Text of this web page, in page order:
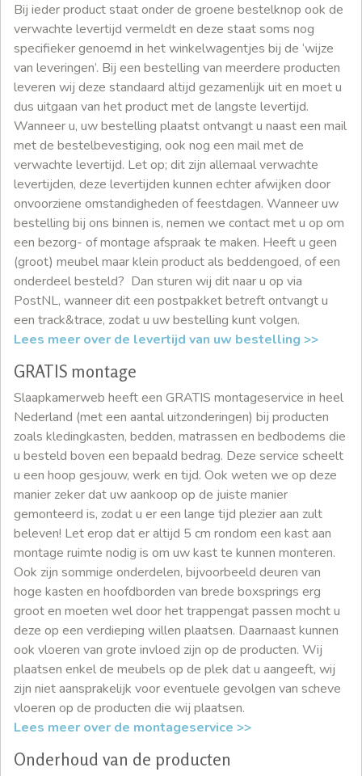
Bij ieder product staat onder de groene bestelknop ook de
verwachte levertijd vermeldt en deze staat soms nog
specifieker genoemd in het winkelwagentjes bij de ‘wijze
van leveringen’. Bij een bestelling van meerdere producten
leveren wij deze standaard altijd gezamenlijk uit en moet u
dus uitgaan van het product met de langste levertijd.
Wanneer u, uw bestelling plaatst ontvangt u naast een mail
met de bestelbevestiging, ook nog een mail met de
verwachte levertijd. Let op; dit zijn allemaal verwachte
levertijden, deze levertijden kunnen echter afwijken door
onvoorziene omstandigheden of feestdagen. Wanneer uw
bestelling bij ons binnen is, nemen we contact met u op om
een bezorg- of montage afspraak te maken. Heeft u geen
(groot) meubel maar klein product als beddengoed, of een
onderdeel besteld? Dan sturen wij dit naar u op via
PostNL, wanneer dit een postpakket betreft ontvangt u
een track&trace, zodat u uw bestelling kunt volgen.
Lees meer over de levertijd van uw bestelling >>
GRATIS montage
Slaapkamerweb heeft een GRATIS montageservice in heel
Nederland (met een aantal uitzonderingen) bij producten
zoals kledingkasten, bedden, matrassen en bedbodems die
u besteld boven een bepaald bedrag. Deze service scheelt
u een hoop gesjouw, werk en tijd. Ook weten we op deze
manier zeker dat uw aankoop op de juiste manier
gemonteerd is, zodat u er een lange tijd plezier aan zult
beleven! Let erop dat er altijd 5 cm rondom een kast aan
montage ruimte nodig is om uw kast te kunnen monteren.
Ook zijn sommige onderdelen, bijvoorbeeld deuren van
hoge kasten en hoofdborden van brede boxsprings erg
groot en moeten wel door het trappengat passen mocht u
deze op een verdieping willen plaatsen. Daarnaast kunnen
ook vloeren van grote invloed zijn op de producten. Wij
plaatsen enkel de meubels op de plek dat u aangeeft, wij
zijn niet aansprakelijk voor eventuele gevolgen van scheve
vloeren op de producten die wij plaatsen.
Lees meer over de montageservice >>
Onderhoud van de producten